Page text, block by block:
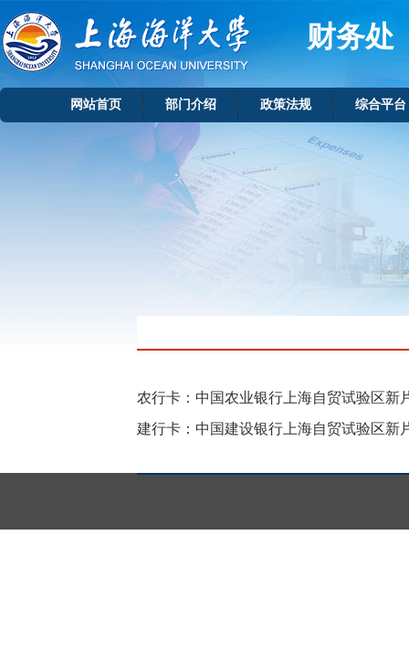
财务处
网站首页 部门介绍 政策法规 综合平台
农行卡：中国农业银行上海自贸试验区新
建行卡：中国建设银行 上海自贸试验区